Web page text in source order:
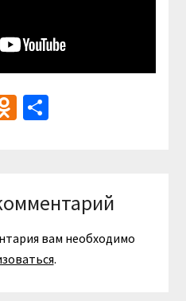
Odnoklassniki
Отправить
вам необходимо
.